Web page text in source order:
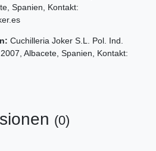
Spanien , Kontakt:
Cuchilleria Joker S.L.
Pol. Ind.
2007 Albacete Spanien , Kontakt:
(0)